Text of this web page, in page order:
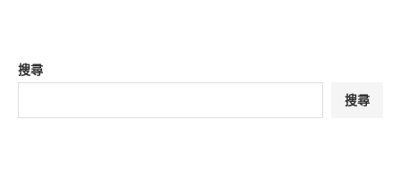
搜尋
搜尋